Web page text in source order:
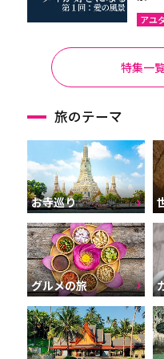
アユ
特集一
旅のテーマ
お寺巡り
グルメの旅